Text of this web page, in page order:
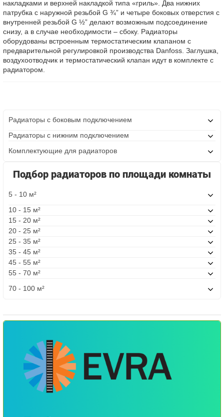
накладками и верхней накладкой типа «гриль». Два нижних
патрубка с наружной резьбой G ¾” и четыре боковых отверстия с
внутренней резьбой G ½” делают возможным подсоединение
снизу, а в случае необходимости – сбоку. Радиаторы
оборудованы встроенным термостатическим клапаном с
предварительной регулировкой производства Danfoss. Заглушка,
воздухоотводчик и термостатический клапан идут в комплекте с
радиатором.
Радиаторы с боковым подключением
Радиаторы с нижним подключением
Комплектующие для радиаторов
Подбор радиаторов по площади комнаты
5 - 10 м²
10 - 15 м²
15 - 20 м²
20 - 25 м²
25 - 35 м²
35 - 45 м²
45 - 55 м²
55 - 70 м²
70 - 100 м²